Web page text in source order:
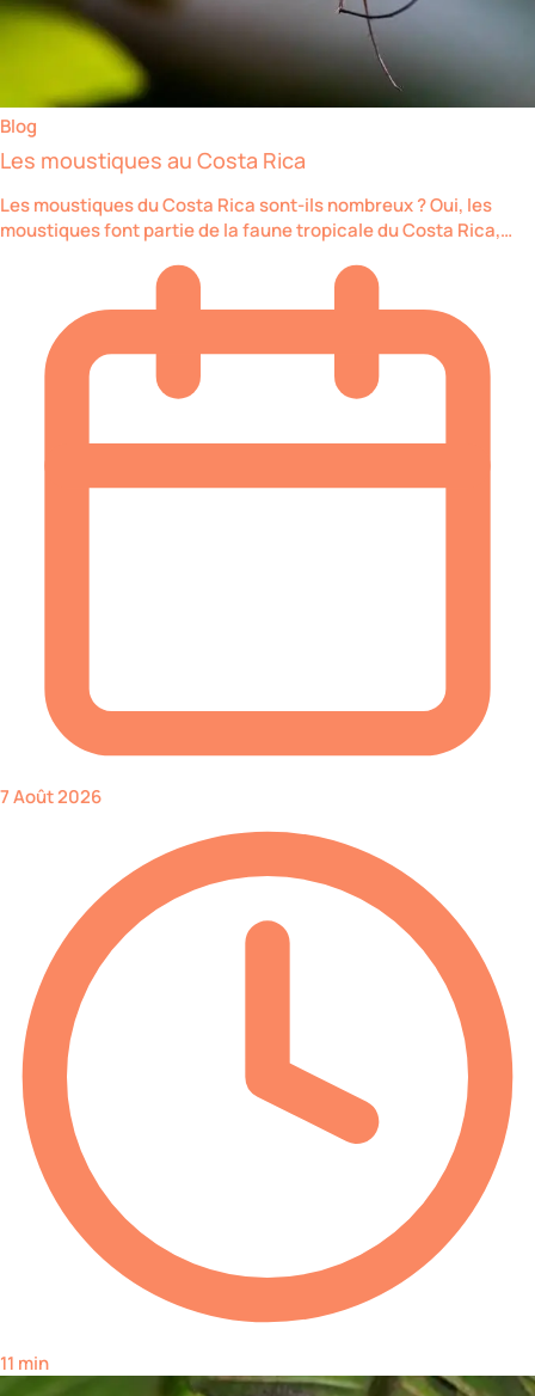
Blog
Les moustiques au Costa Rica
Les moustiques du Costa Rica sont-ils nombreux ? Oui, les
moustiques font partie de la faune tropicale du Costa Rica,…
7 Août 2026
11 min